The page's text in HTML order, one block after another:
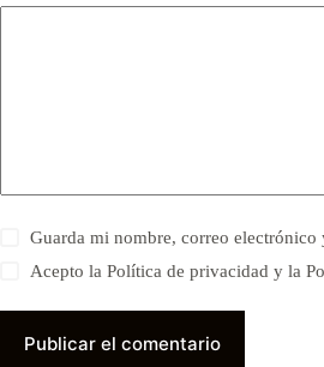
Guarda mi nombre, correo electrónico
Acepto la Política de privacidad y la
Publicar el comentario